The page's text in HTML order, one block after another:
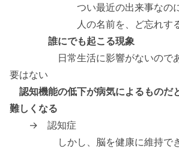
つい最近の出来事なのに記
人の名前を、ど忘れす
誰にでも起こる現象
日常生活に影響がないのであ
要はない
認知機能の低下が病気によるものだ
難しくなる
→ 認知症
しかし、脳を健康に維持でき